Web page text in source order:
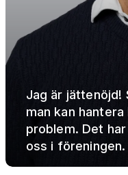
Jag är jättenöjd!
man kan
problem. Det
oss i föreningen.